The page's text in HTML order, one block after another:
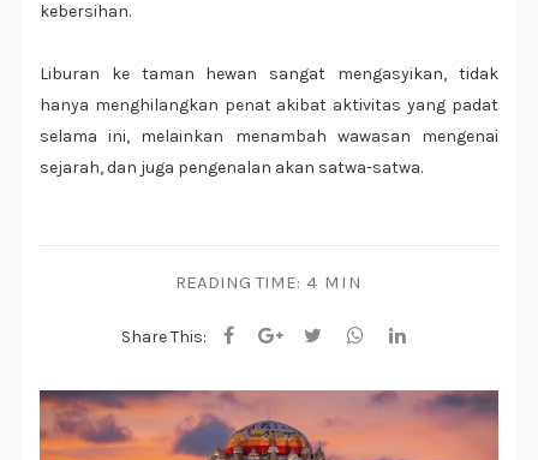
kebersihan.
Liburan ke taman hewan sangat mengasyikan, tidak
hanya menghilangkan penat akibat aktivitas yang padat
selama ini, melainkan menambah wawasan mengenai
sejarah, dan juga pengenalan akan satwa-satwa.
READING TIME: 4 MIN
Share This: